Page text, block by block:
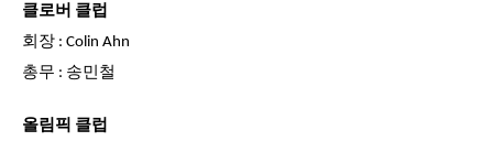
클로버 클럽
회장 : Colin Ahn
총무 : 송민철
올림픽 클럽